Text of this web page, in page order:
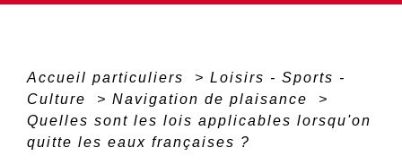
Accueil particuliers > Loisirs - Sports -
Culture
> Navigation de plaisance
>
Quelles sont les lois applicables lorsqu'on
quitte les eaux françaises ?